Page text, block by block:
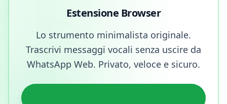
Estensione Browser
Lo strumento minimalista originale.
Trascrivi messaggi vocali senza uscire da
WhatsApp Web. Privato, veloce e sicuro.